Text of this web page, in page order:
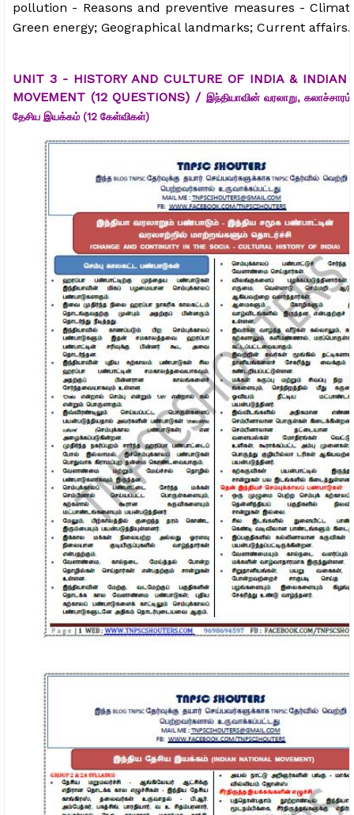
pollution - Reasons and preventive measures -
Green energy; Geographical landmarks; Current affairs.
UNIT 3 - HISTORY AND CULTURE OF INDIA & INDIAN
MOVEMENT (12 QUESTIONS) / இந்தியாவின் வரலாறு,
தேசிய இயக்கம் (12 கேள்விகள்)